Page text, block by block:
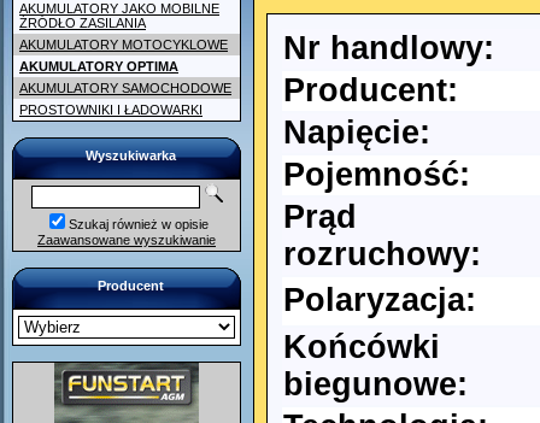
AKUMULATORY JAKO MOBILNE
ŹRÓDŁO ZASILANIA
AKUMULATORY MOTOCYKLOWE
AKUMULATORY OPTIMA
AKUMULATORY SAMOCHODOWE
PROSTOWNIKI I ŁADOWARKI
Wyszukiwarka
Szukaj również w opisie
Zaawansowane wyszukiwanie
Producent
Nr handlowy:
Producent:
Napięcie:
Pojemność:
Prąd
rozruchowy:
Polaryzacja:
Końcówki
biegunowe: